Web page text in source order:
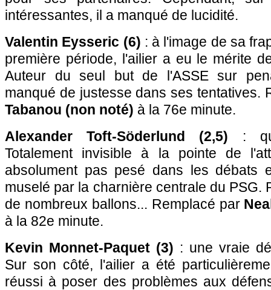
intéressantes, il a manqué de lucidité.
Valentin Eysseric (6) : à l'image de sa
première période, l'ailier a eu le mérite
Auteur du seul but de l'ASSE sur
manqué de justesse dans ses tentatives.
Tabanou (non noté) à la 76e minute.
Alexander Toft-Söderlund (2,5) :
Totalement invisible à la pointe de
absolument pas pesé dans les débats
muselé par la charnière centrale du PSG.
de nombreux ballons... Remplacé par
à la 82e minute.
Kevin Monnet-Paquet (3) : une vraie
Sur son côté, l'ailier a été
réussi à poser des problèmes aux